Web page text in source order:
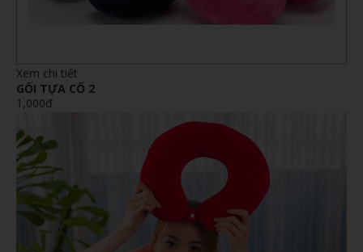
Xem chi tiết
GỐI TỰA CỔ 2
1,000đ